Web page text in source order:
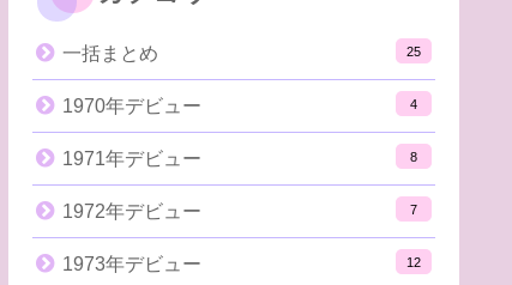
一括まとめ 25
1970年デビュー 4
1971年デビュー 8
1972年デビュー 7
1973年デビュー 12